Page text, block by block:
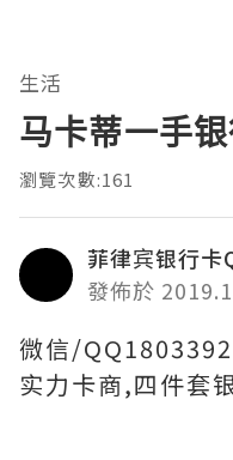
生活
马卡蒂一手
瀏覽次數:161
菲律宾银行
發佈於
微信/
实力卡商,四件套